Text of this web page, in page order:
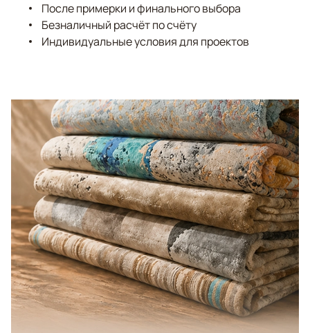
После примерки и финального выбора
Безналичный расчёт по счёту
Индивидуальные условия для проектов